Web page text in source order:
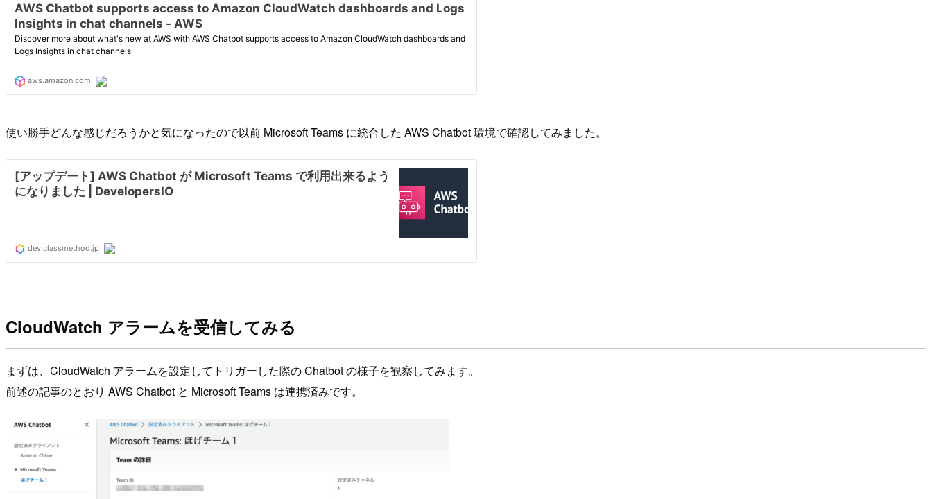
使い勝手どんな感じだろうかと気になったので以前 Microsoft Teams に統合した AWS Chatbot 環境で確認してみました。
CloudWatch アラームを受信してみる
まずは、CloudWatch アラームを設定してトリガーした際の Chatbot の様子を観察してみます。
前述の記事のとおり AWS Chatbot と Microsoft Teams は連携済みです。